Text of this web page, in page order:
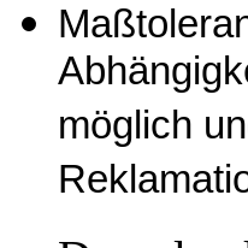
möglich